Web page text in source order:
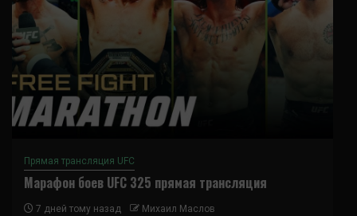
Прямая трансляция UFC
Марафон боев UFC 325 прямая трансляция
7 дней тому назад Михаил Маслов